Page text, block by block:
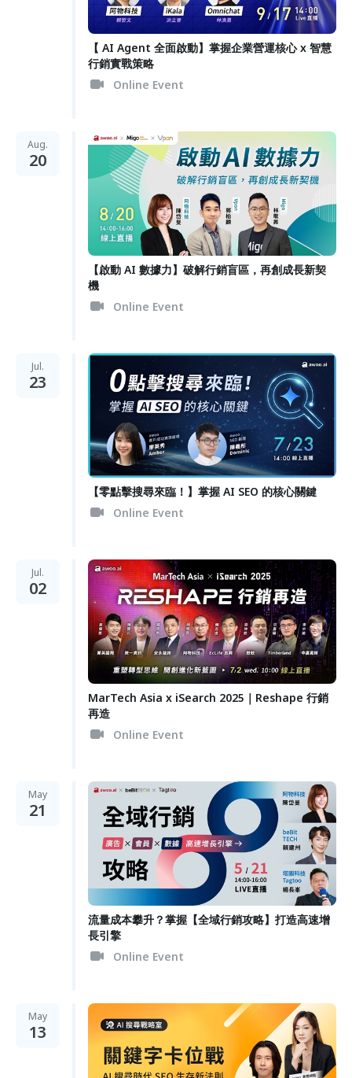
【 AI Agent 全面啟動】掌握企業營運核心 x 智慧
行銷實戰策略
Online Event
Aug.
20
【啟動 AI 數據力】破解行銷盲區，再創成長新契
機
Online Event
Jul.
23
【零點擊搜尋來臨！】掌握 AI SEO 的核心關鍵
Online Event
Jul.
02
MarTech Asia x iSearch 2025｜Reshape 行銷
再造
Online Event
May
21
流量成本攀升？掌握【全域行銷攻略】打造高速增
長引擎
Online Event
May
13